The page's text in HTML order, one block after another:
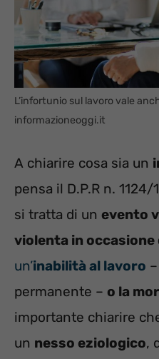
L’infortunio sul lavoro vale
informazioneoggi.it
A chiarire cosa sia un
pensa il D.P.R n.
si tratta di un evento
violenta in occasione
un’inabilità al lavoro
permanente – o la
importante chiarire
un nesso eziologico,